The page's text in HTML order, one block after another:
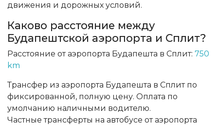
движения и дорожных условий.
Каково расстояние между
Будапештской аэропорта и Сплит?
Расстояние от аэропорта Будапешта в Сплит: 750
km
Трансфер из аэропорта Будапешта в Сплит по
фиксированной, полную цену. Оплата по
умолчанию наличными водителю.
Частные трансферты на автобусе от аэропорта